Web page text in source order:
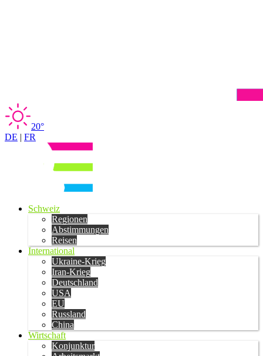
20°
DE | FR
Schweiz
Regionen
Abstimmungen
Reisen
International
Ukraine-Krieg
Iran-Krieg
Deutschland
USA
EU
Russland
China
Wirtschaft
Konjunktur